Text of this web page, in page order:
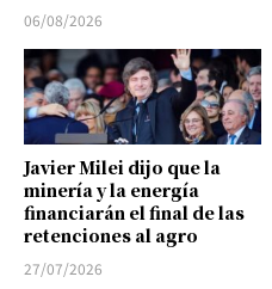
06/08/2026
Javier Milei dijo que la
minería y la energía
financiarán el final de las
retenciones al agro
27/07/2026